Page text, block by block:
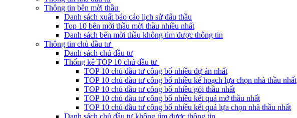
Thông tin bên mời thầu
Danh sách xuất báo cáo lịch sử đấu thầu
Top 10 bên mời thầu mời thầu nhiều nhất
Danh sách bên mời thầu không tìm được thông tin
Thông tin chủ đầu tư
Danh sách chủ đầu tư
Thống kê TOP 10 chủ đầu tư
TOP 10 chủ đầu tư công bố nhiều dự án nhất
TOP 10 chủ đầu tư công bố nhiều kế hoạch lựa chọn nhà thầu nhất
TOP 10 chủ đầu tư công bố nhiều gói thầu nhất
TOP 10 chủ đầu tư công bố nhiều kết quả mở thầu nhất
TOP 10 chủ đầu tư công bố nhiều kết quả lựa chọn nhà thầu nhất
Danh sách chủ đầu tư không tìm được thông tin